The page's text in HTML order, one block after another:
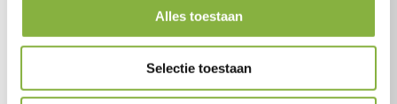
Alles toestaan
Selectie toestaan
gelezen.
_hjTLDTest Hotjar
Registreert
statistische
gegevens over het
Sessie